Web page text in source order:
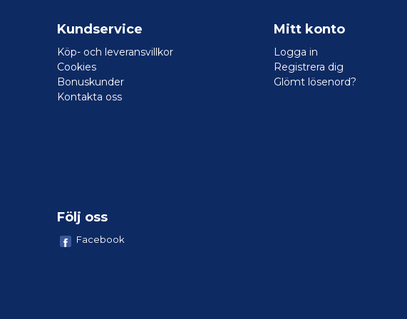
Kundservice
Köp- och leveransvillkor
Cookies
Bonuskunder
Kontakta oss
Mitt konto
Logga in
Registrera dig
Glömt lösenord?
Följ oss
Facebook